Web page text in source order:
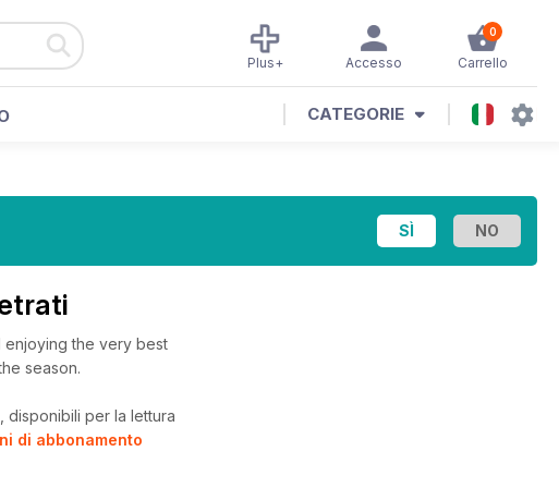
0
Carrello
Accesso
Plus+
CATEGORIE
enjoying the very best
season.
disponibili per la lettura
di abbonamento